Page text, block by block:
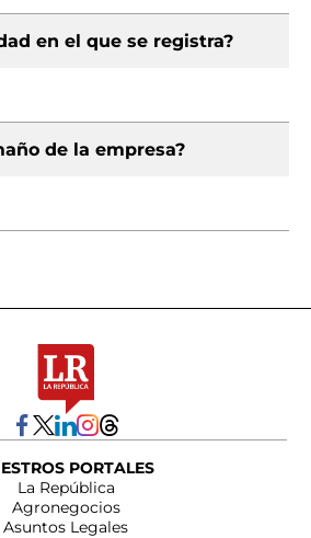
en el que se registra?
de la empresa?
PORTALES
La República
Agronegocios
Asuntos Legales